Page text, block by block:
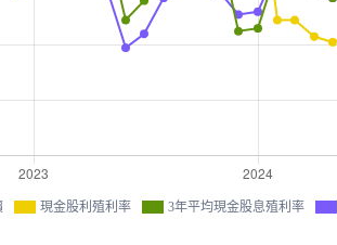
現金股利殖利率 3年平均現金股息殖利率